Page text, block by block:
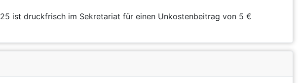
ist druckfrisch im Sekretariat für einen Unkostenbeitrag von 5 €